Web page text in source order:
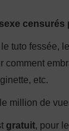
censurés
tuto fessée,
comment
etc.
million de
gratuit, pour